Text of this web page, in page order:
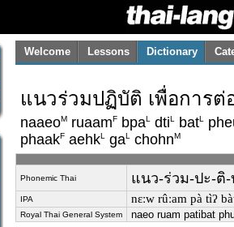
Welcome Lessons Dictionary
แนวร่วมปฏิบัติ เพื่อการ
naaeoM ruaamF bpaL dtiL batL
phaakF aehkL gaL chohnM
Phonemic Thai แนว-ร่วม-ปะ-ติ
IPA nɛːw rûːam pà tìʔ
Royal Thai General System naeo ruam patibat